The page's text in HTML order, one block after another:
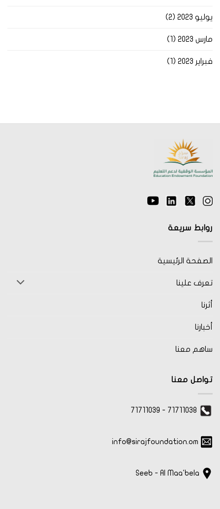
يوليو 2023 (2)
مارس 2023 (1)
فبراير 2023 (1)
روابط سريعة
الصفحة الرئيسية
تعرف علينا
أثرنا
أخبارنا
ساهم معنا
تواصل معنا